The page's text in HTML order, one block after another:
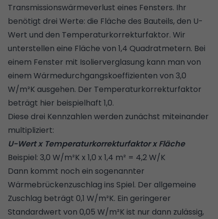
Transmissionswärmeverlust eines Fensters. Ihr
benötigt drei Werte: die Fläche des Bauteils, den U-
Wert und den Temperaturkorrekturfaktor. Wir
unterstellen eine Fläche von 1,4 Quadratmetern. Bei
einem Fenster mit Isolierverglasung kann man von
einem Wärmedurchgangskoeffizienten von 3,0
W/m²K ausgehen. Der Temperaturkorrekturfaktor
beträgt hier beispielhaft 1,0.
Diese drei Kennzahlen werden zunächst miteinander
multipliziert:
U-Wert x Temperaturkorrekturfaktor x Fläche
Beispiel: 3,0 W/m²K x 1,0 x 1,4 m² = 4,2 W/K
Dann kommt noch ein sogenannter
Wärmebrückenzuschlag ins Spiel. Der allgemeine
Zuschlag beträgt 0,1 W/m²K. Ein geringerer
Standardwert von 0,05 W/m²K ist nur dann zulässig,